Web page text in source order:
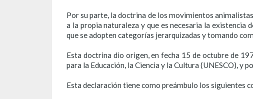
Por su parte, la doctrina de los movimientos
a la propia naturaleza y que es necesaria la existencia
que se adopten categorías jerarquizadas y tomando
Esta doctrina dio origen, en fecha 15 de octubre de
para la Educación, la Ciencia y la Cultura (UNESCO), y
Esta declaración tiene como preámbulo los siguientes